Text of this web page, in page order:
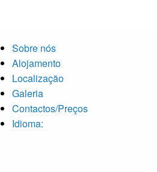
Sobre nós
Alojamento
Localização
Galeria
Contactos/Preços
Idioma: